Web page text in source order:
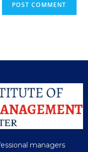
managers